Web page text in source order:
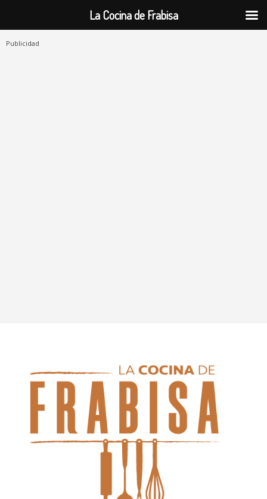
Publicidad
La Cocina de Frabisa